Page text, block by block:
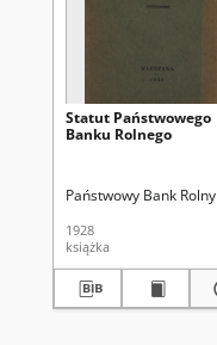
Statut Państwowego
Banku Rolnego
Państwowy Bank Rolny
1928
książka